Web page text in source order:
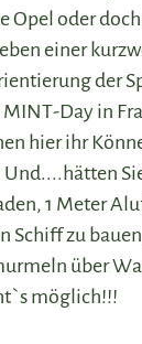
Opel oder
einer
der
Day in
hier ihr
1 Meter
Schiff zu
über
möglich!!!